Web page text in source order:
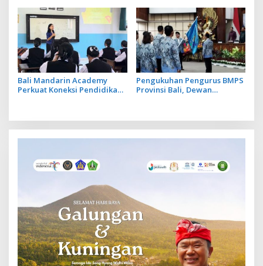
Bali Mandarin Academy
Perkuat Koneksi Pendidikan
Pengukuhan Pengurus BMPS
Provinsi Bali, Dewan